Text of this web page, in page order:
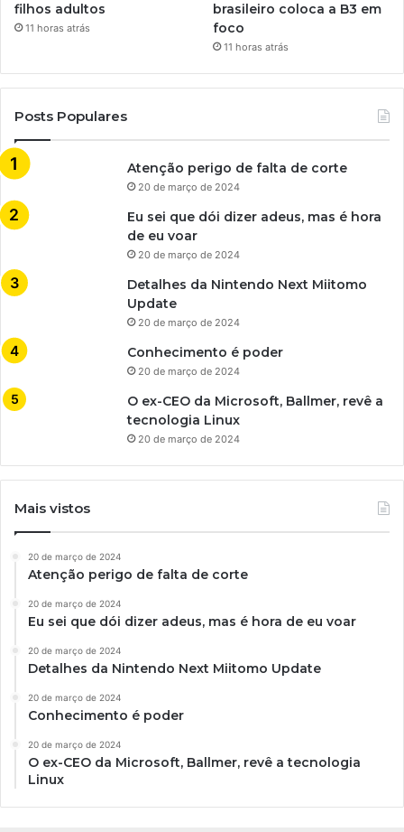
filhos adultos
11 horas atrás
brasileiro coloca a B3 em
foco
11 horas atrás
Posts Populares
Atenção perigo de falta de corte
20 de março de 2024
Eu sei que dói dizer adeus, mas é hora
de eu voar
20 de março de 2024
Detalhes da Nintendo Next Miitomo
Update
20 de março de 2024
Conhecimento é poder
20 de março de 2024
O ex-CEO da Microsoft, Ballmer, revê a
tecnologia Linux
20 de março de 2024
Mais vistos
20 de março de 2024
Atenção perigo de falta de corte
20 de março de 2024
Eu sei que dói dizer adeus, mas é hora de eu voar
20 de março de 2024
Detalhes da Nintendo Next Miitomo Update
20 de março de 2024
Conhecimento é poder
20 de março de 2024
O ex-CEO da Microsoft, Ballmer, revê a tecnologia
Linux